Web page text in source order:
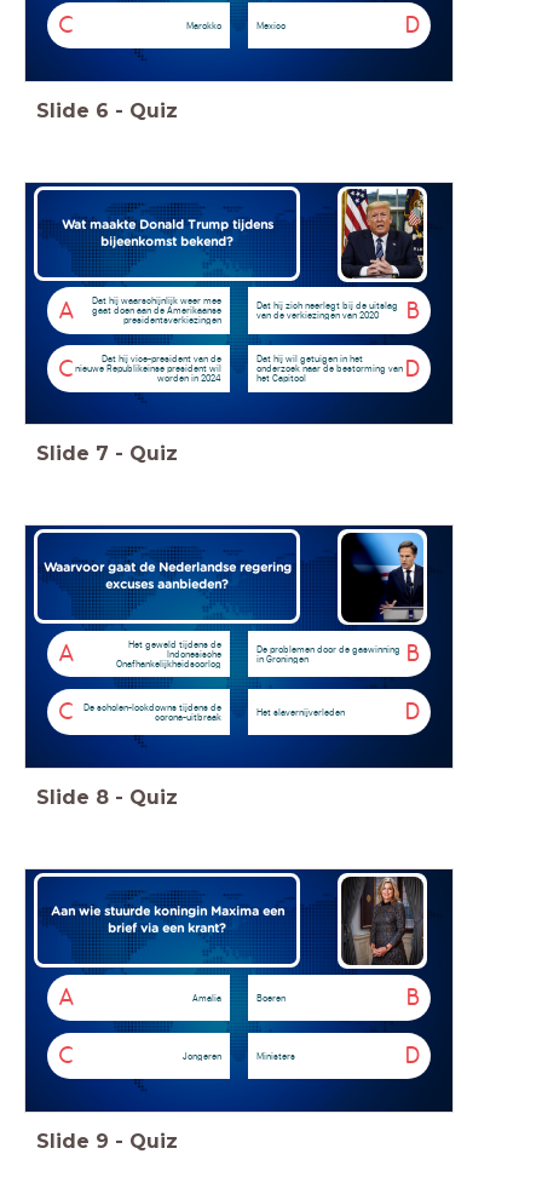
C Marokko D
Mexico
Slide 6 - Quiz
Wat maakte Donald Trump tijdens
bijeenkomst bekend?
A
Dat hij waarschijnlijk weer mee
gaat doen aan de Amerikaanse
presidentsverkiezingen
B
Dat hij zich neerlegt bij de uitslag
van de verkiezingen van 2020
C
Dat hij vice-president van de
nieuwe Republikeinse president wil
worden in 2024
D
Dat hij wil getuigen in het
onderzoek naar de bestorming van
het Capitool
Slide 7 - Quiz
Waarvoor gaat de Nederlandse regering
excuses aanbieden?
A
Het geweld tijdens de
Indonesische
Onafhankelijkheidsoorlog
B
De problemen door de gaswinning
in Groningen
C
De scholen-lockdowns tijdens de
corona-uitbraak
D
Het slavernijverleden
Slide 8 - Quiz
Aan wie stuurde koningin Maxima een
brief via een krant?
A Amalia B
Boeren
C Jongeren D
Ministers
Slide 9 - Quiz